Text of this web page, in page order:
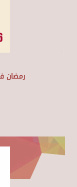
رمضان